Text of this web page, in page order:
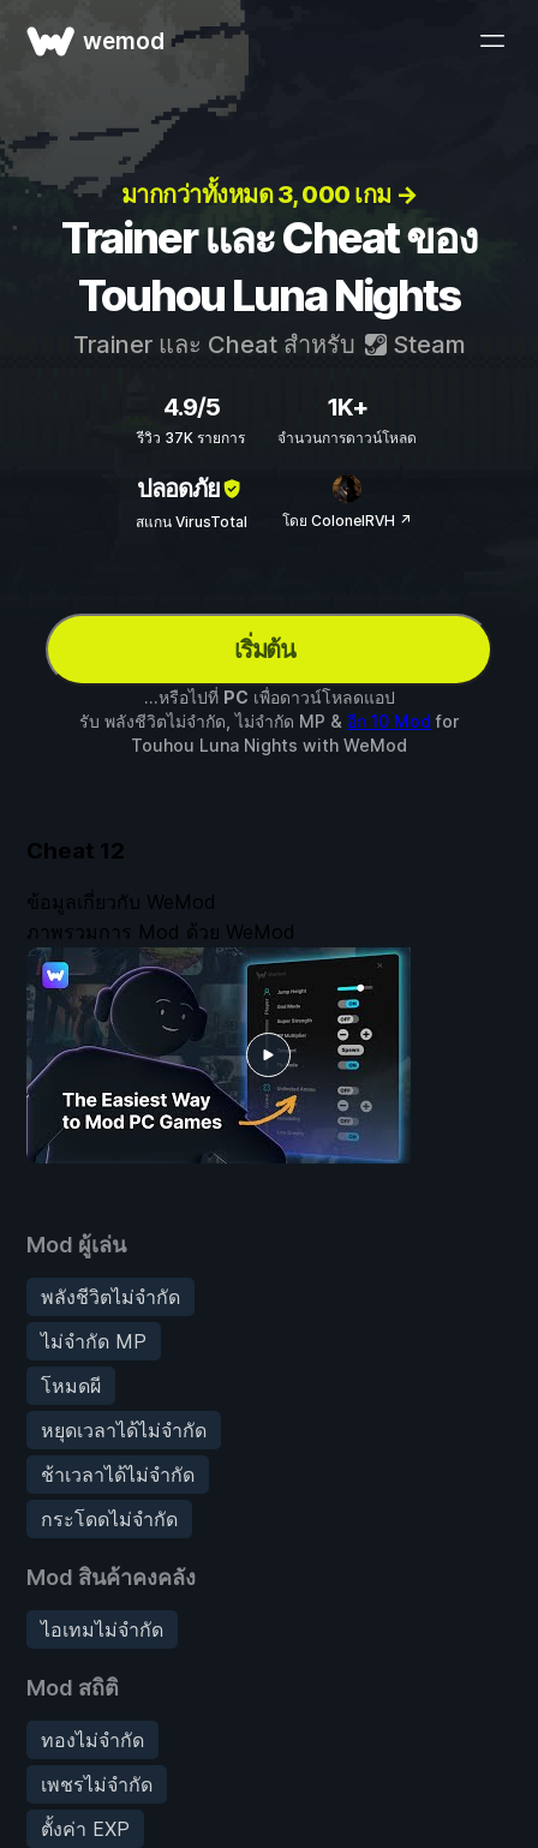
wemod
มากกว่าทั้งหมด 3, 000 เกม →
Trainer และ Cheat ของ
Touhou Luna Nights
Trainer และ Cheat สำหรับ Steam
4.9/5
รีวิว 37K รายการ
1K+
จำนวนการดาวน์โหลด
ปลอดภัย
สแกน VirusTotal โดย ColonelRVH ↗
เริ่มต้น
...หรือไปที่ PC เพื่อดาวน์โหลดแอป
รับ พลังชีวิตไม่จำกัด, ไม่จำกัด MP & อีก 10 Mod for
Touhou Luna Nights with WeMod
Cheat 12
Mod ผู้เล่น
พลังชีวิตไม่จำกัด
ไม่จำกัด MP
โหมดผี
หยุดเวลาได้ไม่จำกัด
ช้าเวลาได้ไม่จำกัด
กระโดดไม่จำกัด
Mod สินค้าคงคลัง
ไอเทมไม่จำกัด
Mod สถิติ
ทองไม่จำกัด
เพชรไม่จำกัด
ตั้งค่า EXP
ข้อมูลเกี่ยวกับ WeMod
ภาพรวมการ Mod ด้วย WeMod